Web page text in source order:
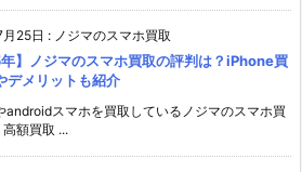
25日 : ノジマのスマホ買取
年】ノジマのスマホ買取の評判は？iPhone買
デメリットも紹介
androidスマホを買取しているノジマのスマホ買
額買取 ...